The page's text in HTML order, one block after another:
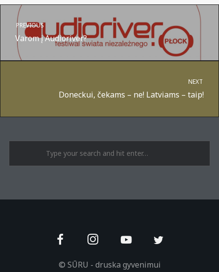
A post shared by Suru.lt - music multiactivity (@surufortherecord)
PREVIOUS
Varom į Audioriver?
NEXT
Doneckui, čekams – ne! Latviams – taip!
© SŪRU - druska gyvenimui